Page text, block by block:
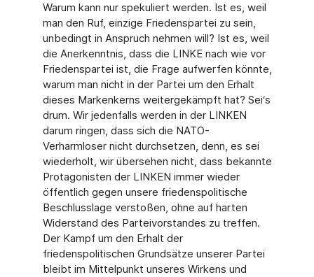
Warum kann nur spekuliert werden. Ist es, weil
man den Ruf, einzige Friedenspartei zu sein,
unbedingt in Anspruch nehmen will? Ist es, weil
die Anerkenntnis, dass die LINKE nach wie vor
Friedenspartei ist, die Frage aufwerfen könnte,
warum man nicht in der Partei um den Erhalt
dieses Markenkerns weitergekämpft hat? Sei‘s
drum. Wir jedenfalls werden in der LINKEN
darum ringen, dass sich die NATO-
Verharmloser nicht durchsetzen, denn, es sei
wiederholt, wir übersehen nicht, dass bekannte
Protagonisten der LINKEN immer wieder
öffentlich gegen unsere friedenspolitische
Beschlusslage verstoßen, ohne auf harten
Widerstand des Parteivorstandes zu treffen.
Der Kampf um den Erhalt der
friedenspolitischen Grundsätze unserer Partei
bleibt im Mittelpunkt unseres Wirkens und